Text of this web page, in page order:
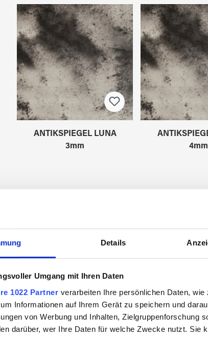
Details
Umgang mit Ihren Daten
1022 Partner verarbeiten Ihre persönlichen Daten,
Informationen auf Ihrem Gerät zu speichern und
von Werbung und Inhalten, Zielgruppenforschung
darüber, wer Ihre Daten für welche Zwecke nutzt. Sie
ANTIKSPIEGEL LUNA
3mm
4mm